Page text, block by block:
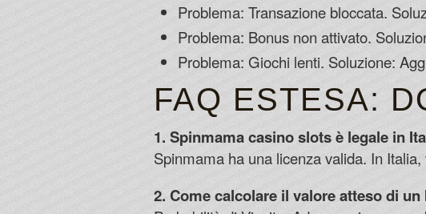
Problema: Transazione bloccata.
Problema: Bonus non attivato.
Problema: Giochi lenti. Soluzione:
FAQ ESTESA:
1. Spinmama casino slots è legale in
Spinmama ha una licenza valida. In
2. Come calcolare il valore atteso di